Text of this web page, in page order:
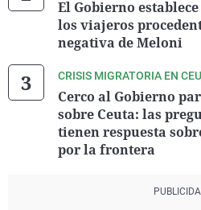
El Gobierno
los viajeros
negativa de Meloni
CRISIS MIGRATORIA EN
Cerco al Gobierno
sobre Ceuta: las
tienen respuesta
por la frontera